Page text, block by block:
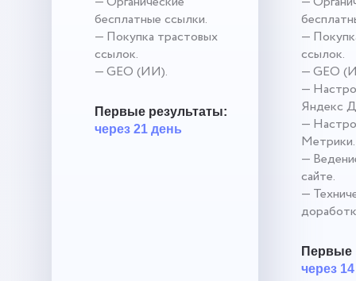
бесплатные ссылки.
— Покупка трастовых
ссылок.
— GEO (ИИ).
Первые результаты:
через 21 день
—
ссылок.
— GEO
—
Яндекс
—
Метрики.
—
сайте.
—
Первые
через